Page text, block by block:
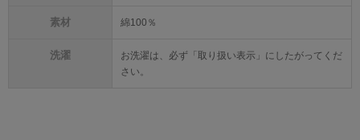
素材 綿100％
洗濯
お洗濯は、必ず「取り扱い表示」にしたがってくだ
さい。